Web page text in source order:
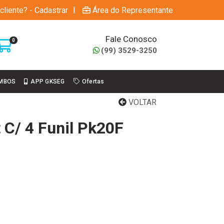
- Cadastrar | Área do Representante
0 Fale Conosco
(99) 3529-3250
APP GKSEG Ofertas
VOLTAR
4 Funil Pk20F